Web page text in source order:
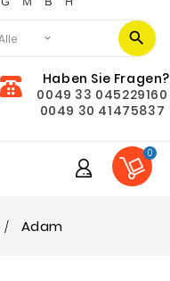
Haben Sie Fragen?
0049 33 045229160
0049 30 41475837
0
Adam